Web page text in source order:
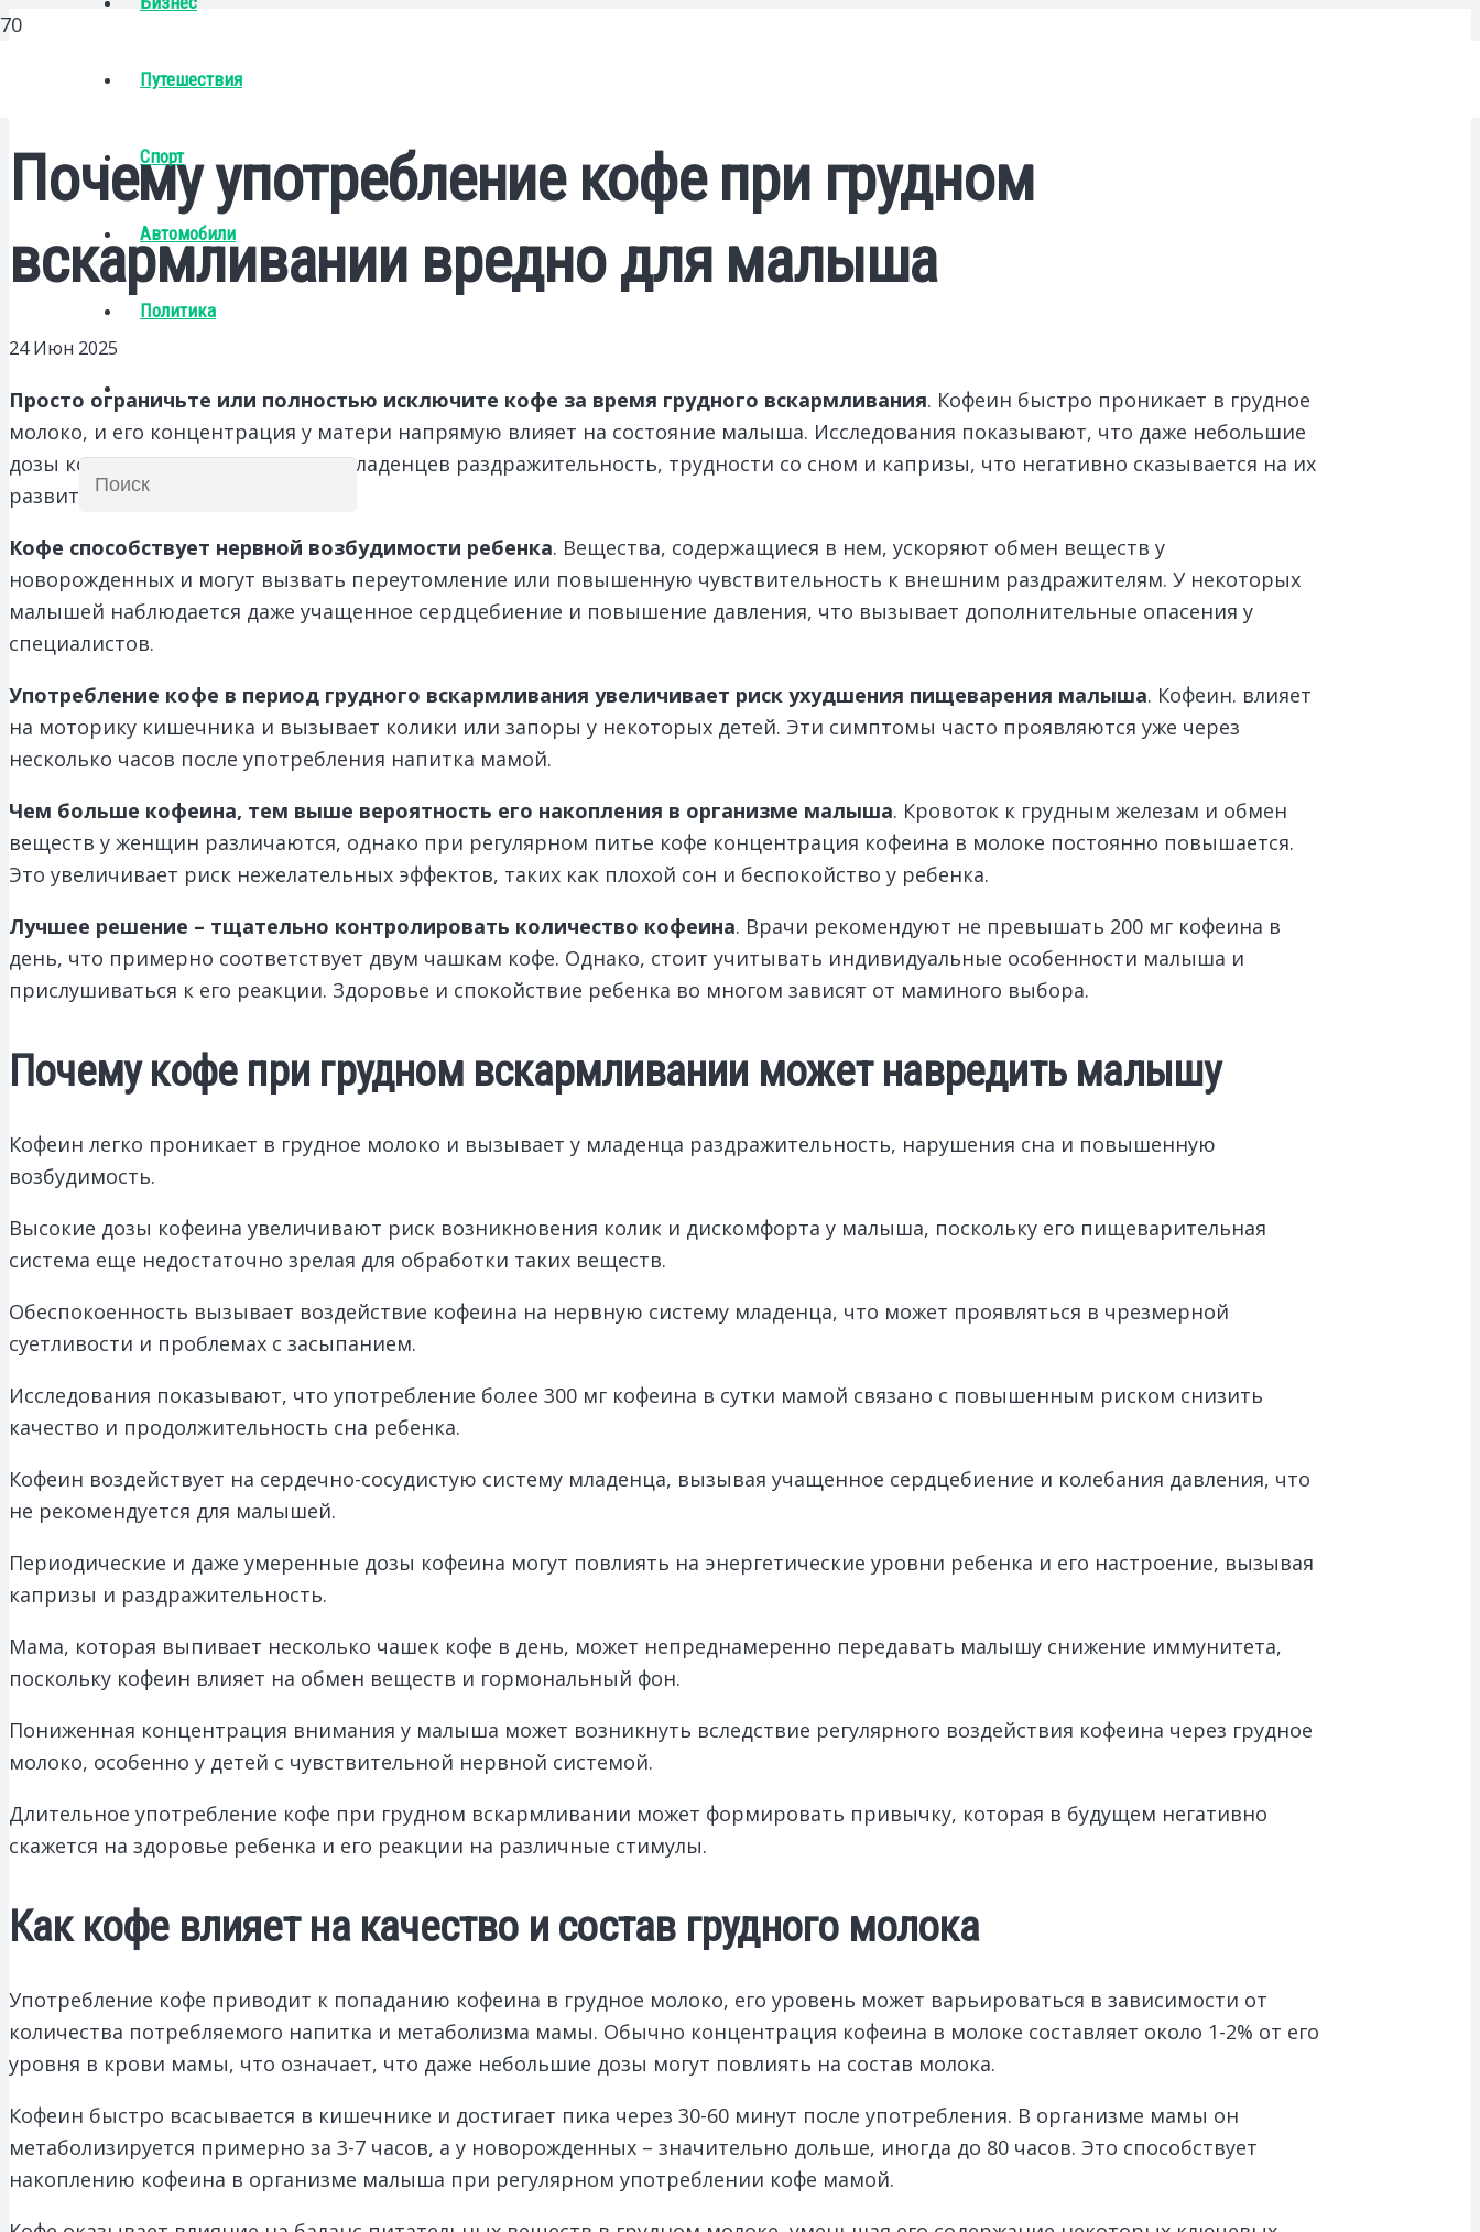
Путешествия
Спорт
Автомобили
Политика
Почему употребление кофе при грудном
вскармливании вредно для малыша
24 Июн 2025
Просто ограничьте или полностью исключите кофе за время грудного вскармливания. Кофеин быстро проникает в грудное
молоко, и его концентрация у матери напрямую влияет на состояние малыша. Исследования показывают, что даже небольшие
дозы кофеина могут вызывать у младенцев раздражительность, трудности со сном и капризы, что негативно сказывается на их
развитии.
Кофе способствует нервной возбудимости ребенка. Вещества, содержащиеся в нем, ускоряют обмен веществ у
новорожденных и могут вызвать переутомление или повышенную чувствительность к внешним раздражителям. У некоторых
малышей наблюдается даже учащенное сердцебиение и повышение давления, что вызывает дополнительные опасения у
специалистов.
Употребление кофе в период грудного вскармливания увеличивает риск ухудшения пищеварения малыша. Кофеин. влияет
на моторику кишечника и вызывает колики или запоры у некоторых детей. Эти симптомы часто проявляются уже через
несколько часов после употребления напитка мамой.
Чем больше кофеина, тем выше вероятность его накопления в организме малыша. Кровоток к грудным железам и обмен
веществ у женщин различаются, однако при регулярном питье кофе концентрация кофеина в молоке постоянно повышается.
Это увеличивает риск нежелательных эффектов, таких как плохой сон и беспокойство у ребенка.
Лучшее решение – тщательно контролировать количество кофеина. Врачи рекомендуют не превышать 200 мг кофеина в
день, что примерно соответствует двум чашкам кофе. Однако, стоит учитывать индивидуальные особенности малыша и
прислушиваться к его реакции. Здоровье и спокойствие ребенка во многом зависят от маминого выбора.
Почему кофе при грудном вскармливании может навредить малышу
Кофеин легко проникает в грудное молоко и вызывает у младенца раздражительность, нарушения сна и повышенную
возбудимость.
Высокие дозы кофеина увеличивают риск возникновения колик и дискомфорта у малыша, поскольку его пищеварительная
система еще недостаточно зрелая для обработки таких веществ.
Обеспокоенность вызывает воздействие кофеина на нервную систему младенца, что может проявляться в чрезмерной
суетливости и проблемах с засыпанием.
Исследования показывают, что употребление более 300 мг кофеина в сутки мамой связано с повышенным риском снизить
качество и продолжительность сна ребенка.
Кофеин воздействует на сердечно-сосудистую систему младенца, вызывая учащенное сердцебиение и колебания давления, что
не рекомендуется для малышей.
Периодические и даже умеренные дозы кофеина могут повлиять на энергетические уровни ребенка и его настроение, вызывая
капризы и раздражительность.
Мама, которая выпивает несколько чашек кофе в день, может непреднамеренно передавать малышу снижение иммунитета,
поскольку кофеин влияет на обмен веществ и гормональный фон.
Пониженная концентрация внимания у малыша может возникнуть вследствие регулярного воздействия кофеина через грудное
молоко, особенно у детей с чувствительной нервной системой.
Длительное употребление кофе при грудном вскармливании может формировать привычку, которая в будущем негативно
скажется на здоровье ребенка и его реакции на различные стимулы.
Как кофе влияет на качество и состав грудного молока
Употребление кофе приводит к попаданию кофеина в грудное молоко, его уровень может варьироваться в зависимости от
количества потребляемого напитка и метаболизма мамы. Обычно концентрация кофеина в молоке составляет около 1-2% от его
уровня в крови мамы, что означает, что даже небольшие дозы могут повлиять на состав молока.
Кофеин быстро всасывается в кишечнике и достигает пика через 30-60 минут после употребления. В организме мамы он
метаболизируется примерно за 3-7 часов, а у новорожденных – значительно дольше, иногда до 80 часов. Это способствует
накоплению кофеина в организме малыша при регулярном употреблении кофе мамой.